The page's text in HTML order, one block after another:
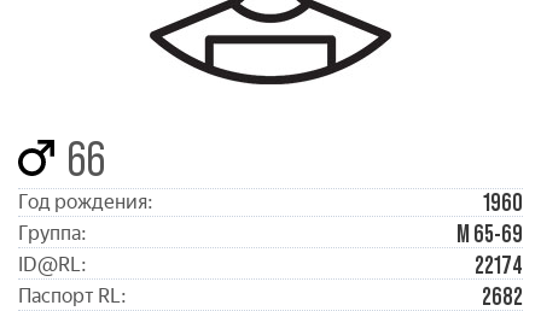
66
Год рождения: 1960
Группа: М 65-69
ID@RL: 22174
Паспорт RL: 2682